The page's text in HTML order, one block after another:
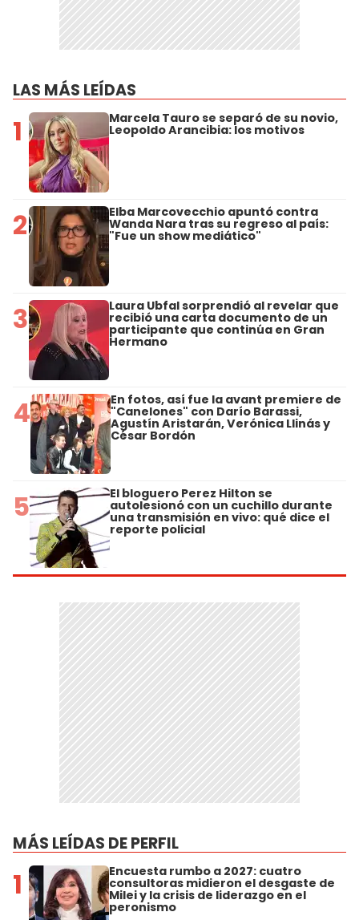
LAS MÁS LEÍDAS
1 Marcela Tauro se separó de su novio,
Leopoldo Arancibia: los motivos
2 Elba Marcovecchio apuntó contra
Wanda Nara tras su regreso al país:
"Fue un show mediático"
3 Laura Ubfal sorprendió al revelar que
recibió una carta documento de un
participante que continúa en Gran
Hermano
4 En fotos, así fue la avant premiere de
"Canelones" con Darío Barassi,
Agustín Aristarán, Verónica Llinás y
César Bordón
5 El bloguero Perez Hilton se
autolesionó con un cuchillo durante
una transmisión en vivo: qué dice el
reporte policial
MÁS LEÍDAS DE PERFIL
1 Encuesta rumbo a 2027: cuatro
consultoras midieron el desgaste de
Milei y la crisis de liderazgo en el
peronismo